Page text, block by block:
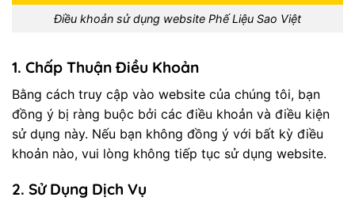
Điều khoản sử dụng website Phế Liệu Sao Việt
1. Chấp Thuận Điều Khoản
Bằng cách truy cập vào website của chúng tôi, bạn
đồng ý bị ràng buộc bởi các điều khoản và điều kiện
sử dụng này. Nếu bạn không đồng ý với bất kỳ điều
khoản nào, vui lòng không tiếp tục sử dụng website.
2. Sử Dụng Dịch Vụ